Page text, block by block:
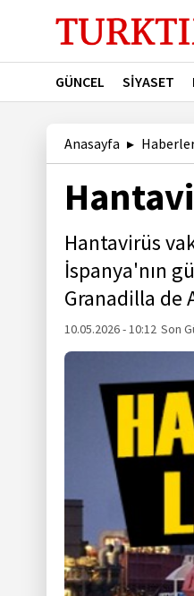
GÜNCEL SİYASET
Anasayfa
Hantavirüs
İspanya'nın
Granadilla de
10.05.2026 - 10:12 Son